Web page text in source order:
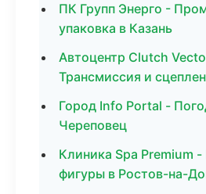
ПК Групп Энерго -
упаковка в Казань
Автоцентр Clutch
Трансмиссия и
Город Info Portal -
Череповец
Клиника Spa Premium
фигуры в Ростов-на-